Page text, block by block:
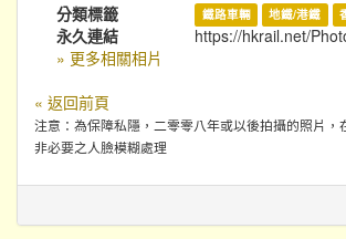
分類標籤
鐵路車輛 地鐵/港鐵
永久連結
https://hkrail.net/
» 更多相關相片
« 返回前頁
注意：為保障私隱，二零零八年或以後拍攝的照片，
非必要之人臉模糊處理